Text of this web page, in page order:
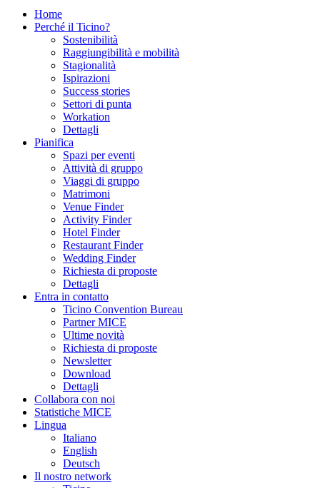
Home
Perché il Ticino?
Sostenibilità
Raggiungibilità e mobilità
Stagionalità
Ispirazioni
Success stories
Settori di punta
Workation
Dettagli
Pianifica
Spazi per eventi
Attività di gruppo
Viaggi di gruppo
Matrimoni
Venue Finder
Activity Finder
Hotel Finder
Restaurant Finder
Wedding Finder
Richiesta di proposte
Dettagli
Entra in contatto
Ticino Convention Bureau
Partner MICE
Ultime novità
Richiesta di proposte
Newsletter
Download
Dettagli
Collabora con noi
Statistiche MICE
Lingua
Italiano
English
Deutsch
Il nostro network